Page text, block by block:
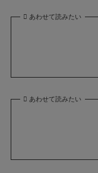
あわせて読みたい
あわせて読みたい